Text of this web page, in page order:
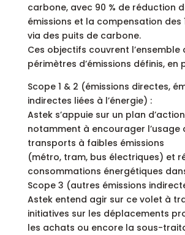
carbone, avec 90 % de réduction
émissions et la compensation des
via des puits de carbone.
Ces objectifs couvrent l’ensemble
périmètres d’émissions définis, en
Scope 1 & 2 (émissions directes,
indirectes liées à l’énergie) :
Astek s’appuie sur un plan
notamment à encourager l’usage
transports à faibles émissions
(métro, tram, bus électriques) et
consommations énergétiques
Scope 3 (autres émissions
Astek entend agir sur ce volet à
initiatives sur les déplacements
les achats ou encore la sous-